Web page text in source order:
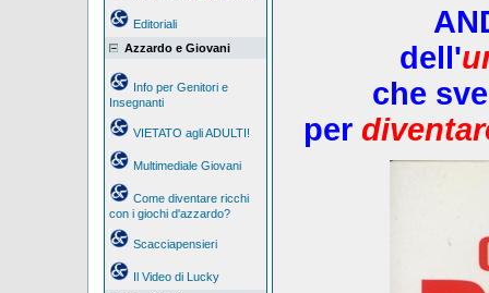
Editoriali
Azzardo e Giovani
Info per Genitori e
Insegnanti
VIETATO agli ADULTI!
Multimediale Giovani
Come diventare ricchi
con i giochi d'azzardo?
Scacciapensieri
Il Video di Lucky
dell'
che
per